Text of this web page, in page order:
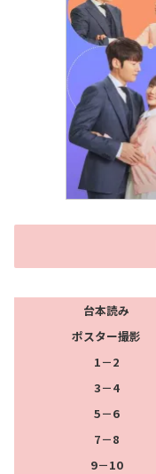
台本読み
ポスター撮影
1－2
3－4
5－6
7－8
9－10